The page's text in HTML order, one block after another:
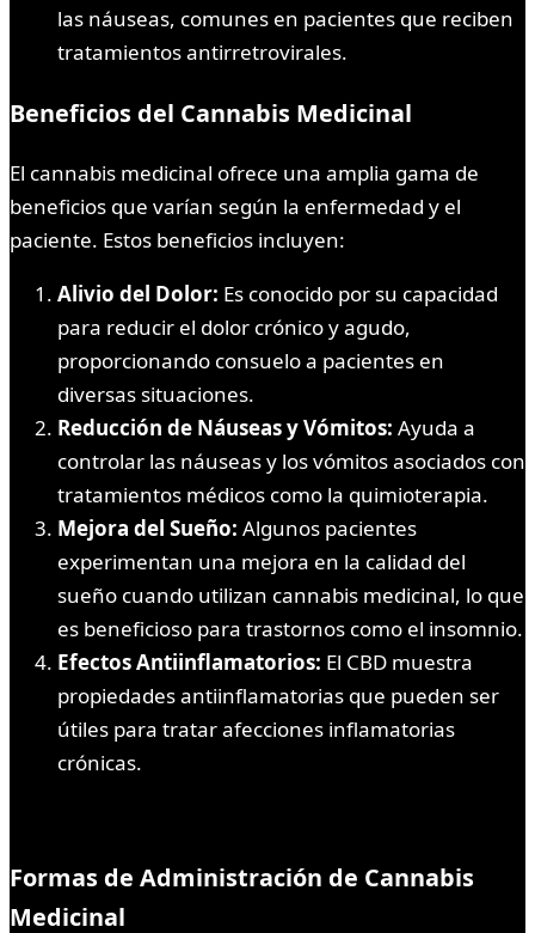
las náuseas, comunes en pacientes que reciben
tratamientos antirretrovirales.
Beneficios del Cannabis Medicinal
El cannabis medicinal ofrece una amplia gama de
beneficios que varían según la enfermedad y el
paciente. Estos beneficios incluyen:
Alivio del Dolor: Es conocido por su capacidad
para reducir el dolor crónico y agudo,
proporcionando consuelo a pacientes en
diversas situaciones.
Reducción de Náuseas y Vómitos: Ayuda a
controlar las náuseas y los vómitos asociados con
tratamientos médicos como la quimioterapia.
Mejora del Sueño: Algunos pacientes
experimentan una mejora en la calidad del
sueño cuando utilizan cannabis medicinal, lo que
es beneficioso para trastornos como el insomnio.
Efectos Antiinflamatorios: El CBD muestra
propiedades antiinflamatorias que pueden ser
útiles para tratar afecciones inflamatorias
crónicas.
Formas de Administración de Cannabis
Medicinal